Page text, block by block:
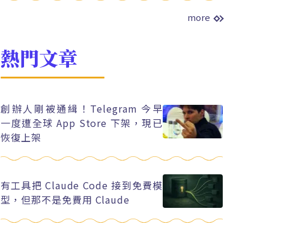
more
熱門文章
創辦人剛被通緝！Telegram 今早
一度遭全球 App Store 下架，現已
恢復上架
有工具把 Claude Code 接到免費模
型，但那不是免費用 Claude